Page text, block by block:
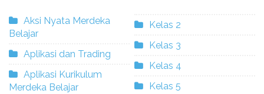
Aksi Nyata Merdeka
Belajar
Aplikasi dan Trading
Aplikasi Kurikulum
Merdeka Belajar
Kelas 2
Kelas 3
Kelas 4
Kelas 5